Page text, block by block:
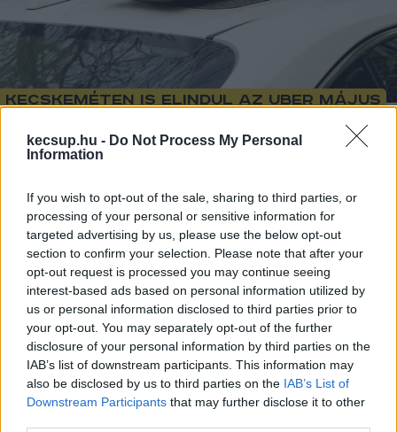
kecsup.hu - Do Not Process My Personal
Information
If you wish to opt-out of the sale, sharing to third parties, or
processing of your personal or sensitive information for
targeted advertising by us, please use the below opt-out
section to confirm your selection. Please note that after your
opt-out request is processed you may continue seeing
interest-based ads based on personal information utilized by
us or personal information disclosed to third parties prior to
your opt-out. You may separately opt-out of the further
disclosure of your personal information by third parties on the
IAB’s list of downstream participants. This information may
also be disclosed by us to third parties on the IAB’s List of
Downstream Participants that may further disclose it to other
Kecskeméten is elindul az Uber május
Az Uber adatai szerint az alkalmazás
megnyitások alapján Kecskeméten egyértelmű
érdeklődés mutatkozik a szolgáltatás iránt.
Budapest, Miskolc, Debrecen, Szeged és Pécs
után május 28-tól egy újabb megyeközpontban,
Kecskeméten is elindul az Uber.